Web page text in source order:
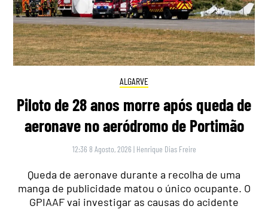
ALGARVE
Piloto de 28 anos morre após queda de
aeronave no aeródromo de Portimão
12:36 8 Agosto, 2026 | Henrique Dias Freire
Queda de aeronave durante a recolha de uma
manga de publicidade matou o único ocupante. O
GPIAAF vai investigar as causas do acidente